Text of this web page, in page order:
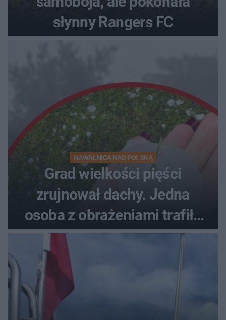
słynny Rangers FC
NAWAŁNICA NAD POLSKĄ
Grad wielkości pięści
zrujnował dachy. Jedna
osoba z obrażeniami trafiła
do szpitala